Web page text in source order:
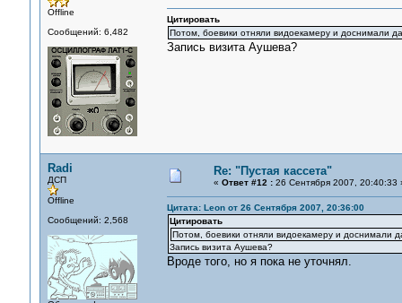
Offline
Сообщений: 6,482
Цитировать
Потом, боевики отняли видоекамеру и доснимали
Запись визита Аушева?
Radi
ДСП
Offline
Сообщений: 2,568
Re: "Пустая кассета"
« Ответ #12 :26 Сентября 2007, 20:40:33
Цитата: Leon от 26 Сентября 2007, 20:36:00
Цитировать
Потом, боевики отняли видоекамеру и доснимали
Запись визита Аушева?
Вроде того, но я пока не уточнял.